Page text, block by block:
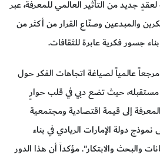
جديد من التأثير العالمي للمعرفة، عبر
والمبدعين وصنّاع القرار من أكثر من
عالمياً لصياغة اتجاهات الفكر حول
حيث تضع دبي في قلب حوارٍ
إلى قيمة اقتصادية ومجتمعية
دولة الإمارات الريادي في بناء
والبحث والابتكار". مؤكداً أن هذا الدور